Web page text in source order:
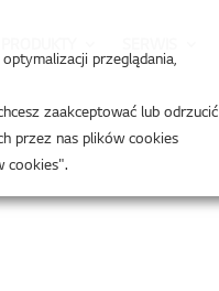
przeglądania,
zaakceptować lub odrzucić
przez nas plików cookies
cookies".